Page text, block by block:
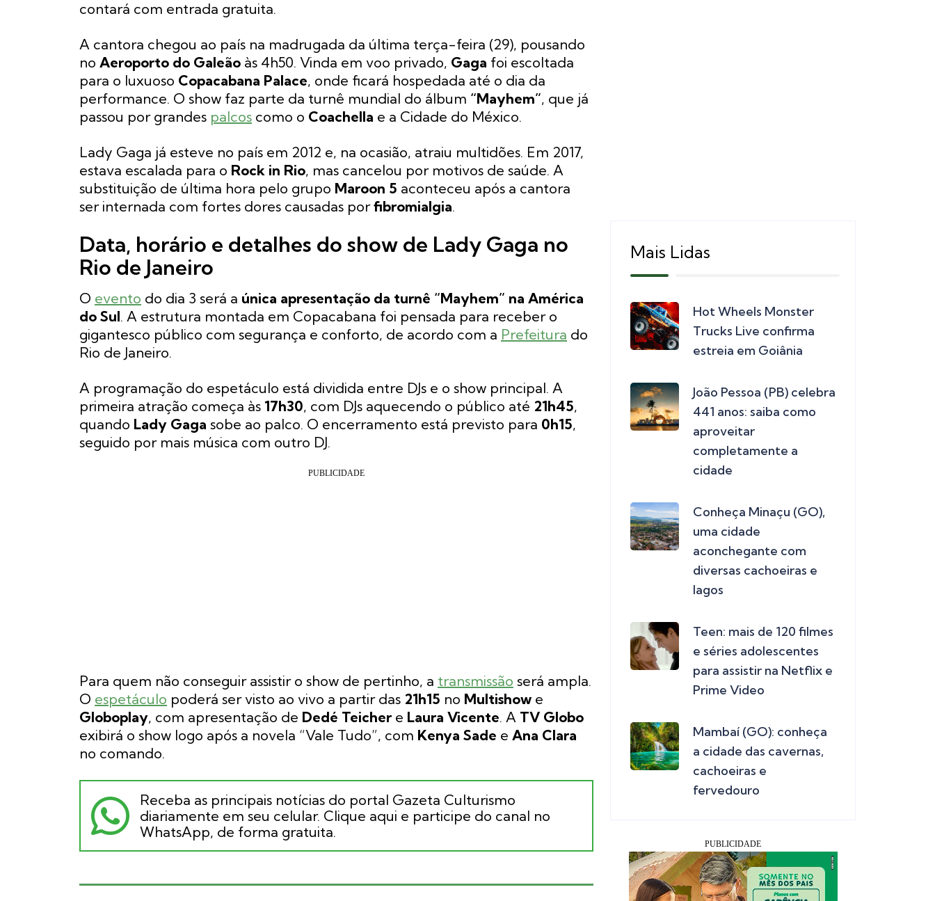
contará com entrada gratuita.
A cantora chegou ao país na madrugada da última terça-feira (29), pousando
no Aeroporto do Galeão às 4h50. Vinda em voo privado, Gaga foi escoltada
para o luxuoso Copacabana Palace, onde ficará hospedada até o dia da
performance. O show faz parte da turnê mundial do álbum “Mayhem”, que já
passou por grandes palcos como o Coachella e a Cidade do México.
Lady Gaga já esteve no país em 2012 e, na ocasião, atraiu multidões. Em 2017,
estava escalada para o Rock in Rio, mas cancelou por motivos de saúde. A
substituição de última hora pelo grupo Maroon 5 aconteceu após a cantora
ser internada com fortes dores causadas porfibromialgia.
Data, horário e detalhes do show de Lady Gaga no
Rio de Janeiro
O evento do dia 3 será a única apresentação da turnê “Mayhem” na América
do Sul. A estrutura montada em Copacabana foi pensada para receber o
gigantesco público com segurança e conforto, de acordo com a Prefeitura do
Rio de Janeiro.
A programação do espetáculo está dividida entre DJs e o show principal. A
primeira atração começa às 17h30, com DJs aquecendo o público até 21h45,
quando Lady Gaga sobe ao palco. O encerramento está previsto para 0h15,
seguido por mais música com outro DJ.
Para quem não conseguir assistir o show de pertinho, a transmissão será ampla.
O espetáculo poderá ser visto ao vivo a partir das 21h15 no Multishow e
Globoplay, com apresentação de Dedé Teicher e Laura Vicente. A TV Globo
exibirá o show logo após a novela “Vale Tudo”, com Kenya Sade e Ana Clara
no comando.
Receba as principais notícias do portal Gazeta Culturismo
diariamente em seu celular. Clique aqui e participe do canal no
WhatsApp, de forma gratuita.
Mais Lidas
Hot Wheels Monster
Trucks Live confirma
estreia em Goiânia
João Pessoa (PB) celebra
441 anos: saiba como
aproveitar
completamente a
cidade
Conheça Minaçu (GO),
uma cidade
aconchegante com
diversas cachoeiras e
lagos
Teen: mais de 120 filmes
e séries adolescentes
para assistir na Netflix e
Prime Video
Mambaí (GO): conheça
a cidade das cavernas,
cachoeiras e
fervedouro